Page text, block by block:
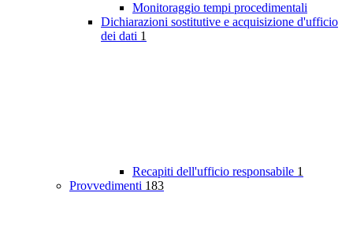
Monitoraggio tempi procedimentali
Dichiarazioni sostitutive e acquisizione d'ufficio
dei dati 1
Recapiti dell'ufficio responsabile 1
Provvedimenti 183